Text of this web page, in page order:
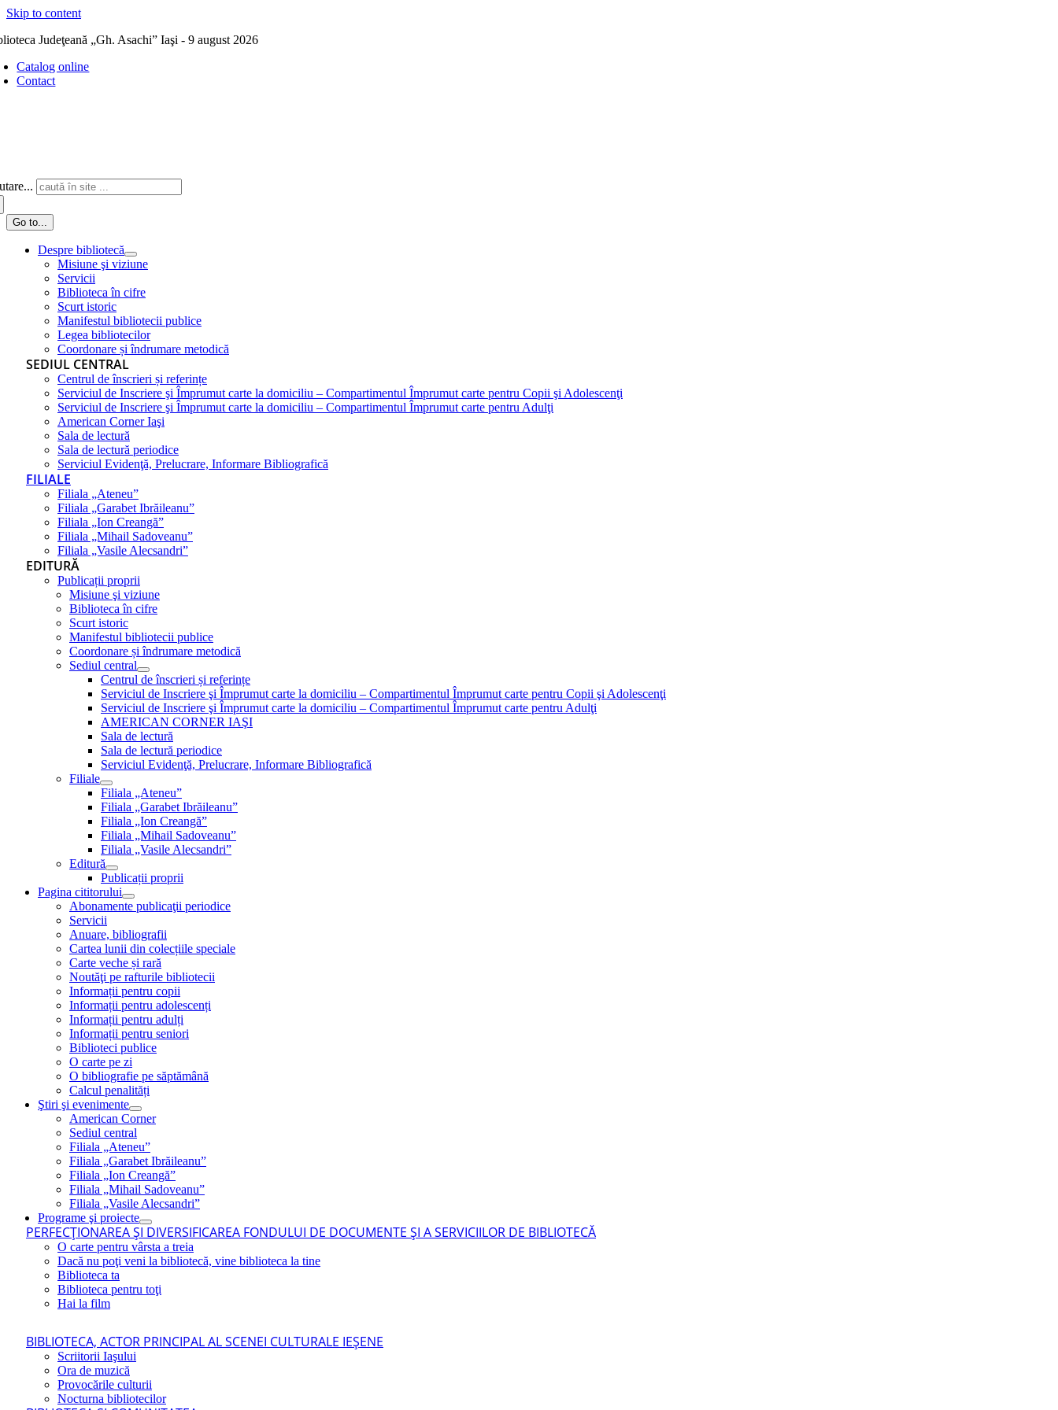
Skip to content
Judeţeană „Gh. Asachi” Iaşi - 9 august 2026
Catalog online
Contact
Go to...
Despre bibliotecă
Misiune şi viziune
Servicii
Biblioteca în cifre
Scurt istoric
Manifestul bibliotecii publice
Legea bibliotecilor
Coordonare și îndrumare metodică
SEDIUL CENTRAL
Centrul de înscrieri și referințe
Serviciul de Inscriere şi Împrumut carte la domiciliu – Compartimentul Împrumut carte pentru Copii şi Adolescenţi
Serviciul de Inscriere şi Împrumut carte la domiciliu – Compartimentul Împrumut carte pentru Adulţi
American Corner Iaşi
Sala de lectură
Sala de lectură periodice
Serviciul Evidenţă, Prelucrare, Informare Bibliografică
FILIALE
Filiala „Ateneu”
Filiala „Garabet Ibrăileanu”
Filiala „Ion Creangă”
Filiala „Mihail Sadoveanu”
Filiala „Vasile Alecsandri”
EDITURĂ
Publicații proprii
Misiune şi viziune
Biblioteca în cifre
Scurt istoric
Manifestul bibliotecii publice
Coordonare și îndrumare metodică
Sediul central
Centrul de înscrieri și referințe
Serviciul de Inscriere şi Împrumut carte la domiciliu – Compartimentul Împrumut carte pentru Copii şi Adolescenţi
Serviciul de Inscriere şi Împrumut carte la domiciliu – Compartimentul Împrumut carte pentru Adulţi
AMERICAN CORNER IAŞI
Sala de lectură
Sala de lectură periodice
Serviciul Evidenţă, Prelucrare, Informare Bibliografică
Filiale
Filiala „Ateneu”
Filiala „Garabet Ibrăileanu”
Filiala „Ion Creangă”
Filiala „Mihail Sadoveanu”
Filiala „Vasile Alecsandri”
Editură
Publicații proprii
Pagina cititorului
Abonamente publicaţii periodice
Servicii
Anuare, bibliografii
Cartea lunii din colecțiile speciale
Carte veche și rară
Noutăţi pe rafturile bibliotecii
Informații pentru copii
Informații pentru adolescenți
Informații pentru adulți
Informații pentru seniori
Biblioteci publice
O carte pe zi
O bibliografie pe săptămână
Calcul penalități
Ştiri şi evenimente
American Corner
Sediul central
Filiala „Ateneu”
Filiala „Garabet Ibrăileanu”
Filiala „Ion Creangă”
Filiala „Mihail Sadoveanu”
Filiala „Vasile Alecsandri”
Programe şi proiecte
PERFECŢIONAREA ŞI DIVERSIFICAREA FONDULUI DE DOCUMENTE ŞI A SERVICIILOR DE BIBLIOTECĂ
O carte pentru vârsta a treia
Dacă nu poţi veni la bibliotecă, vine biblioteca la tine
Biblioteca ta
Biblioteca pentru toţi
Hai la film
BIBLIOTECA, ACTOR PRINCIPAL AL SCENEI CULTURALE IEŞENE
Scriitorii Iaşului
Ora de muzică
Provocările culturii
Nocturna bibliotecilor